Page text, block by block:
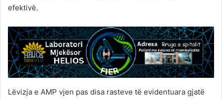
efektivë.
Lëvizja e AMP vjen pas disa rasteve të evidentuara gjatë